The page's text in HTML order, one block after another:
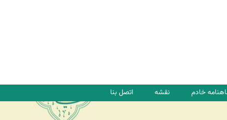
خادم نقشه اتصل بنا